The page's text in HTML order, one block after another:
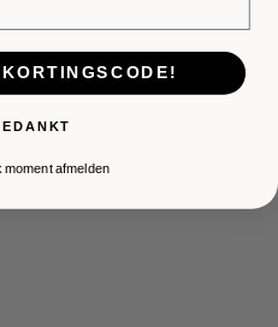
moment afmelden